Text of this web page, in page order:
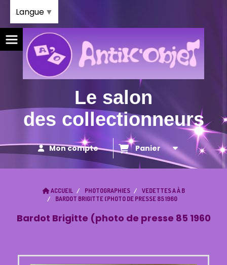
Le salon
des collectionneurs
Mon compte Panier
ACCUEIL PHOTOGRAPHIES
VEDETTES A À B
BARDOT BRIGITTE (PHOTO DE PRESSE 85 1960
Bardot Brigitte (photo de presse 85 1960
Langue ▼